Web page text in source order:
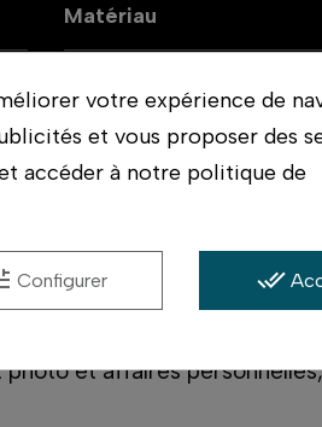
Matériau
la fois de l'équipement
protéger à la fois leur
et affaires
votre expérience de
et vous proposer des
accéder à notre politique de
Configurer done_all